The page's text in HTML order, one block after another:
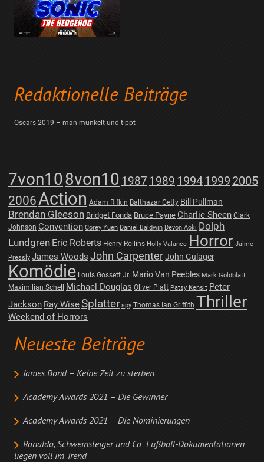
Redaktionelle Beiträge
Oscars 2019 – man munkelt und tippt
7von108von10 1987 1989 19941999 2005
2006Action Adam Rifkin Balthazar Getty Bill Pullman
Brendan Gleeson Bridget Fonda Bruce Payne Charlie Sheen Clark
Johnson Convention Corey Yuen Daniel Baldwin Devon Aoki Dolph
Lundgren Eric Roberts Henry Rollins Holly Valance Horror Jaime
Pressly James Woods John CarpenterJohn Gulager
Komödie Louis Gossett Jr. Mario Van Peebles Mark Goldblatt
Maximilian Schell Michael Douglas Oliver Platt Patsy Kensit Peter
Jackson Ray WiseSplatter spy Thomas Ian Griffith Thriller
Weekend of Horrors
Neueste Beiträge
James Bond – Keine Zeit zu sterben
Academy Awards 2021 – Die Gewinner
Academy Awards 2021 – Die Nominierungen
Ronaldo, Schweinsteiger und Co: Fußball-Dokumentationen
liegen voll im Trend